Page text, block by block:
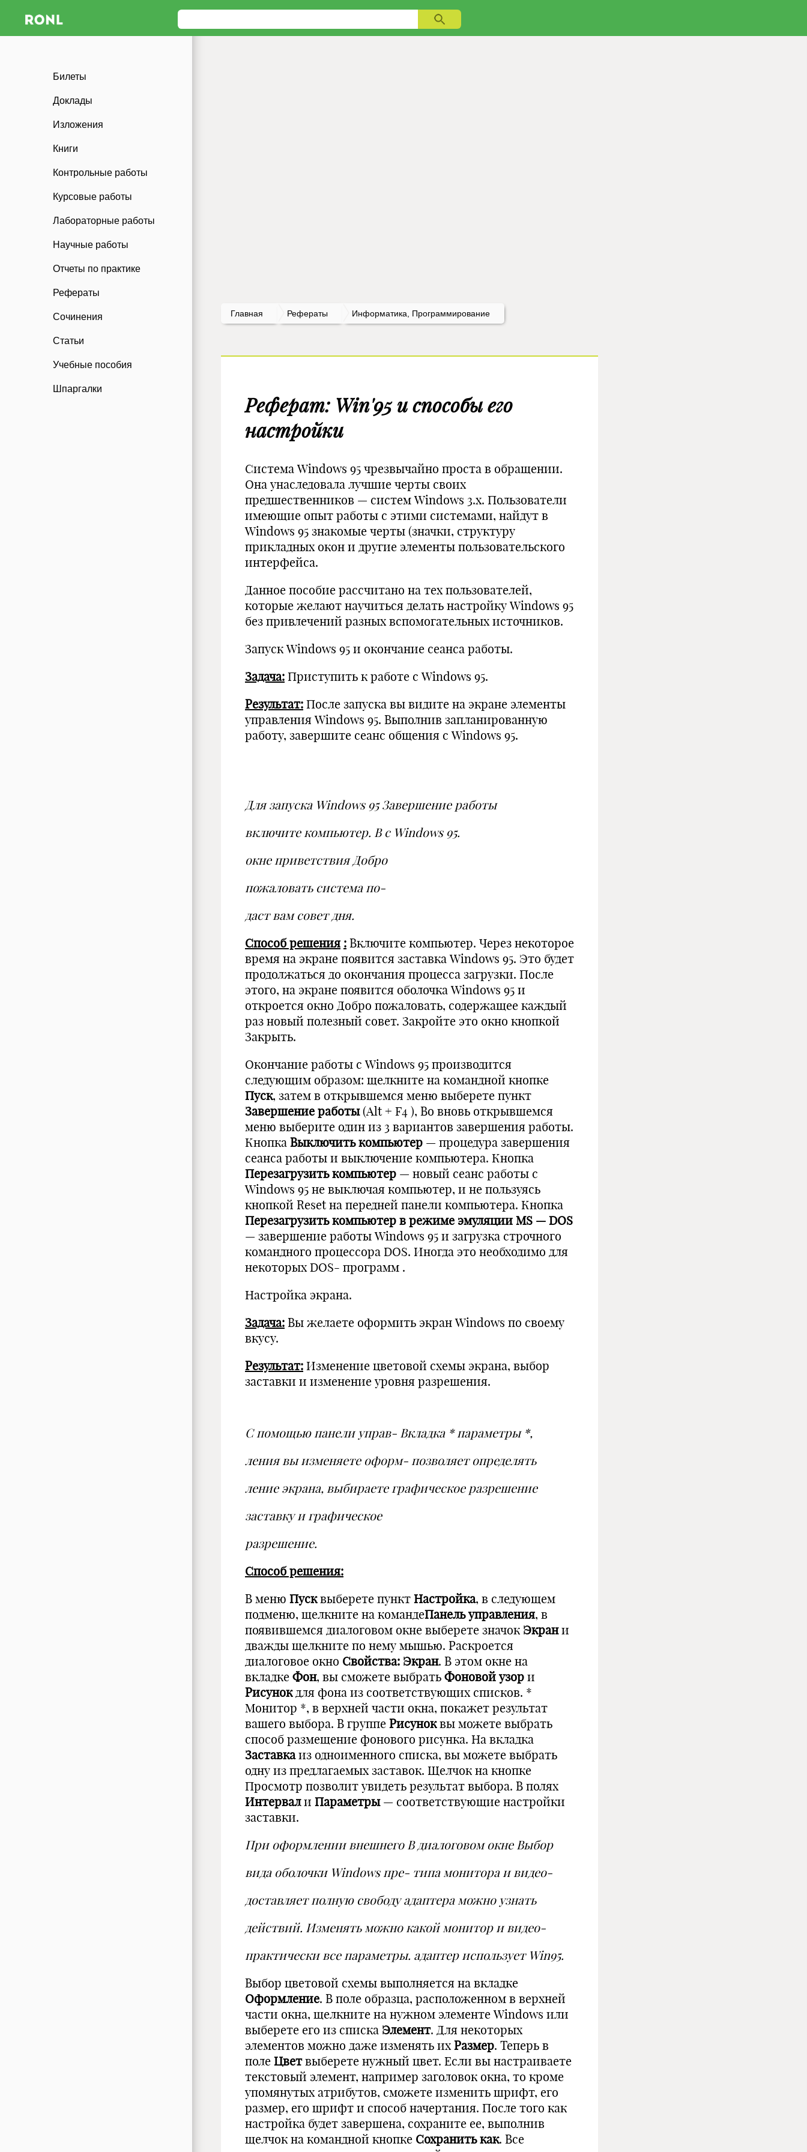
Билеты
Доклады
Изложения
Книги
Контрольные работы
Курсовые работы
Лабораторные работы
Научные работы
Отчеты по практике
Рефераты
Сочинения
Статьи
Учебные пособия
Шпаргалки
Главная Рефераты Информатика, Программирование
Реферат: Win'95 и способы его
настройки
Система Windows 95 чрезвычайно проста в обращении.
Она унаследовала лучшие черты своих
предшественников — систем Windows 3.x. Пользователи
имеющие опыт работы с этими системами, найдут в
Windows 95 знакомые черты (значки, структуру
прикладных окон и другие элементы пользовательского
интерфейса.
Данное пособие рассчитано на тех пользователей,
которые желают научиться делать настройку Windows 95
без привлечений разных вспомогательных источников.
Запуск Windows 95 и окончание сеанса работы.
Задача: Приступить к работе с Windows 95.
Результат: После запуска вы видите на экране элементы
управления Windows 95. Выполнив запланированную
работу, завершите сеанс общения с Windows 95.
Для запуска Windows 95 Завершение работы
включите компьютер. В с Windows 95.
окне приветствия Добро
пожаловать система по-
даст вам совет дня.
Способ решения : Включите компьютер. Через некоторое
время на экране появится заставка Windows 95. Это будет
продолжаться до окончания процесса загрузки. После
этого, на экране появится оболочка Windows 95 и
откроется окно Добро пожаловать, содержащее каждый
раз новый полезный совет. Закройте это окно кнопкой
Закрыть.
Окончание работы с Windows 95 производится
следующим образом: щелкните на командной кнопке
Пуск, затем в открывшемся меню выберете пункт
Завершение работы(Alt + F4 ), Во вновь открывшемся
меню выберите один из 3 вариантов завершения работы.
Кнопка Выключить компьютер — процедура завершения
сеанса работы и выключение компьютера. Кнопка
Перезагрузить компьютер — новый сеанс работы с
Windows 95 не выключая компьютер, и не пользуясь
кнопкой Reset на передней панели компьютера. Кнопка
Перезагрузить компьютер в режиме эмуляции MS — DOS
— завершение работы Windows 95 и загрузка строчного
командного процессора DOS. Иногда это необходимо для
некоторых DOS- программ .
Настройка экрана.
Задача: Вы желаете оформить экран Windows по своему
вкусу.
Результат: Изменение цветовой схемы экрана, выбор
заставки и изменение уровня разрешения.
С помощью панели управ- Вкладка * параметры *,
ления вы изменяете оформ- позволяет определять
ление экрана, выбираете графическое разрешение
заставку и графическое
разрешение.
Способ решения:
В меню Пусквыберете пункт Настройка, в следующем
подменю, щелкните на командеПанель управления, в
появившемся диалоговом окне выберете значок Экрани
дважды щелкните по нему мышью. Раскроется
диалоговое окно Свойства: Экран. В этом окне на
вкладке Фон, вы сможете выбрать Фоновой узор и
Рисунокдля фона из соответствующих списков. *
Монитор *, в верхней части окна, покажет результат
вашего выбора. В группе Рисуноквы можете выбрать
способ размещение фонового рисунка. На вкладка
Заставкаиз одноименного списка, вы можете выбрать
одну из предлагаемых заставок. Щелчок на кнопке
Просмотр позволит увидеть результат выбора. В полях
Интервали Параметры— соответствующие настройки
заставки.
При оформлении внешнего В диалоговом окне Выбор
вида оболочки Windows пре- типа монитора и видео-
доставляет полную свободу адаптера можно узнать
действий. Изменять можно какой монитор и видео-
практически все параметры. адаптер использует Win95.
Выбор цветовой схемы выполняется на вкладке
Оформление. В поле образца, расположенном в верхней
части окна, щелкните на нужном элементе Windows или
выберете его из списка Элемент. Для некоторых
элементов можно даже изменять ихРазмер. Теперь в
поле Цветвыберете нужный цвет. Если вы настраиваете
текстовый элемент, например заголовок окна, то кроме
упомянутых атрибутов, сможете изменить шрифт, его
размер, его шрифт и способ начертания. После того как
настройка будет завершена, сохраните ее, выполнив
щелчок на командной кнопке Сохранить как. Все